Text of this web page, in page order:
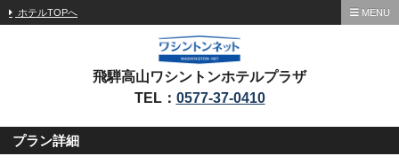
ホテルTOPへ MENU
飛騨高山ワシントンホテルプラザ
TEL： 0577-37-0410
プラン詳細